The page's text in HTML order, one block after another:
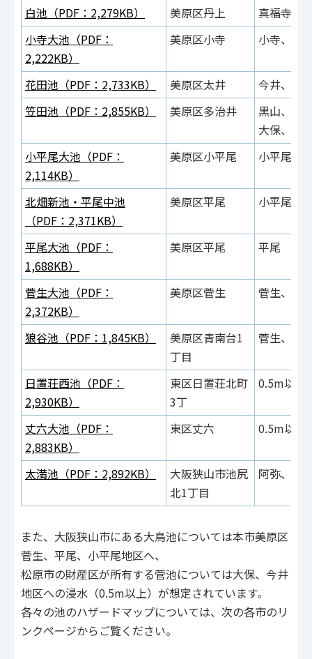
白池（PDF：2,279KB）
美原区丹上
真福寺、
小寺大池（PDF：
2,222KB）
美原区小寺 小寺、石
花田池（PDF：2,733KB） 美原区太井
今井、太
笠田池（PDF：2,855KB）
美原区多治井
黒山、小
大保、丹
小平尾大池（PDF：
2,114KB）
美原区小平尾 小平尾
北畑新池・平尾中池
（PDF：2,371KB）
美原区平尾 小平尾、
平尾大池（PDF：
1,688KB）
美原区平尾 平尾
菅生大池（PDF：
2,372KB）
美原区菅生 菅生、平
狼谷池（PDF：1,845KB）
美原区青南台1
丁目
菅生、青
日置荘西池（PDF：
2,930KB）
東区日置荘北町
3丁
0.5m以上
丈六大池（PDF：
2,883KB）
東区丈六 0.5m以上
太満池（PDF：2,892KB）
大阪狭山市池尻
北1丁目
阿弥、南
また、大阪狭山市にある大鳥池については本市美原区
菅生、平尾、小平尾地区へ、
松原市の財産区が所有する菅池については大保、今井
地区への浸水（0.5m以上）が想定されています。
各々の池のハザードマップについては、次の各市のリ
ンクページからご覧ください。